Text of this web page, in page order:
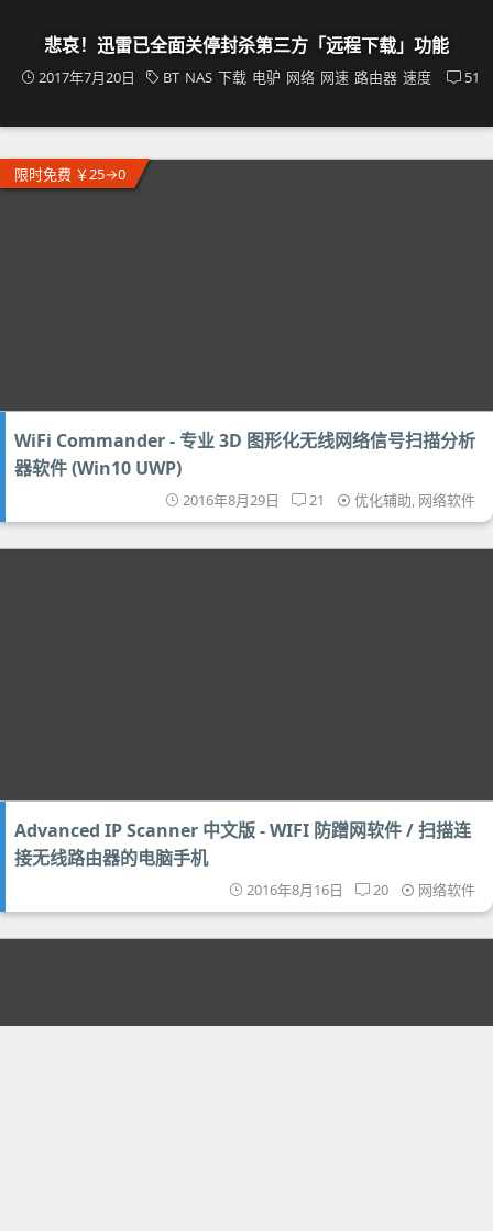
悲哀！迅雷已全面关停封杀第三方「远程下载」功能
2017年7月20日 BT NAS 下载 电驴 网络 网速 路由器 速度 51
限时免费 ￥25→0
WiFi Commander - 专业 3D 图形化无线网络信号扫描分析
器软件 (Win10 UWP)
2016年8月29日 21 优化辅助, 网络软件
Advanced IP Scanner 中文版 - WIFI 防蹭网软件 / 扫描连
接无线路由器的电脑手机
2016年8月16日 20 网络软件